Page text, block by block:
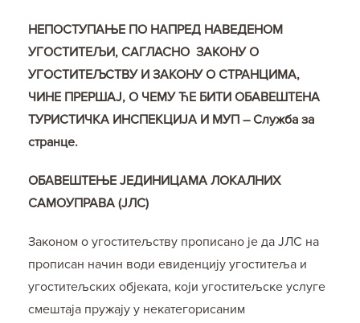
НЕПОСТУПАЊЕ ПО НАПРЕД НАВЕДЕНОМ
УГОСТИТЕЉИ, САГЛАСНО ЗАКОНУ О
УГОСТИТЕЉСТВУ И ЗАКОНУ О СТРАНЦИМА,
ЧИНЕ ПРЕРШАЈ, О ЧЕМУ ЋЕ БИТИ ОБАВЕШТЕНА
ТУРИСТИЧКА ИНСПЕКЦИЈА И МУП – Служба за
странце.
ОБАВЕШТЕЊЕ ЈЕДИНИЦАМА ЛОКАЛНИХ
САМОУПРАВА (ЈЛС)
Законом о угоститељству прописано је да ЈЛС на
прописан начин води евиденцију угоститеља и
угоститељских објеката, који угоститељске услуге
смештаја пружају у некатегорисаним